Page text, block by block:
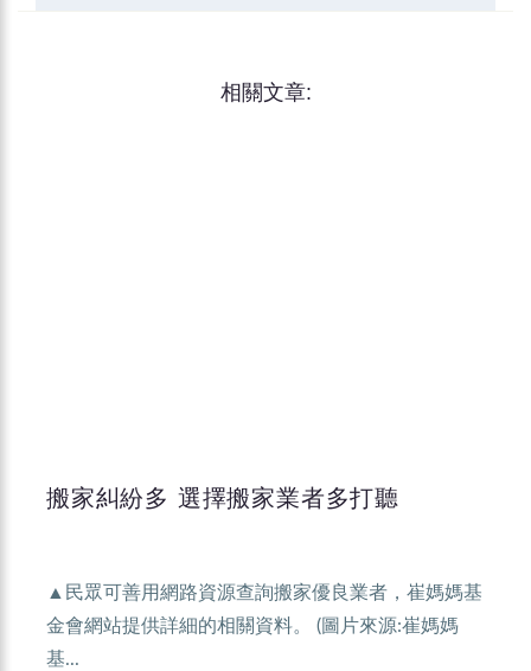
相關文章:
搬家糾紛多 選擇搬家業者多打聽
▲民眾可善用網路資源查詢搬家優良業者，崔媽媽基
金會網站提供詳細的相關資料。 (圖片來源:崔媽媽
基...